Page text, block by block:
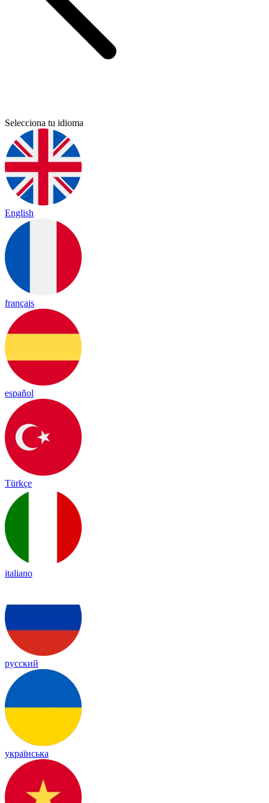
Selecciona tu idioma
English
français
español
Türkçe
italiano
русский
українська